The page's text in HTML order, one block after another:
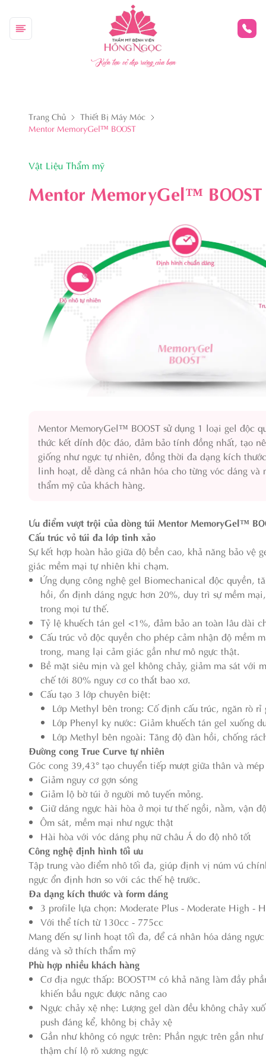
Kiến tạo vẻ đẹp riêng của bạn
Trang Chủ
Thiết Bị Máy Móc
Mentor MemoryGel™ BOOST
Vật Liệu Thẩm mỹ
Mentor MemoryGel™ BOOST
Mentor MemoryGel™ BOOST sử dụng 1 loại gel độc
thức kết dính độc đáo, đảm bảo tính đồng nhất, tạo
giống như ngực tự nhiên, đồng thời đa dạng kích
linh hoạt, dễ dàng cá nhân hóa cho từng vóc dáng và
thẩm mỹ của khách hàng.
Ưu điểm vượt trội của dòng túi Mentor MemoryGel™
Cấu trúc vỏ túi đa lớp tinh xảo
Sự kết hợp hoàn hảo giữa độ bền cao, khả năng bảo vệ
giác mềm mại tự nhiên khi chạm.
Ứng dụng công nghệ gel Biomechanical độc quyền,
hồi, ổn định dáng ngực hơn 20%, duy trì sự mềm
trong mọi tư thế.
Tỷ lệ khuếch tán gel <1%, đảm bảo an toàn lâu dài
Cấu trúc vỏ độc quyền cho phép cảm nhận độ mềm
trong, mang lại cảm giác gần như mô ngực thật.
Bề mặt siêu mịn và gel không chảy, giảm ma sát với
chế tới 80% nguy cơ co thắt bao xơ.
Cấu tạo 3 lớp chuyên biệt:
Lớp Methyl bên trong: Cố định cấu trúc, ngăn rò rỉ
Lớp Phenyl kỵ nước: Giảm khuếch tán gel xuống
Lớp Methyl bên ngoài: Tăng độ đàn hồi, chống
Đường cong True Curve tự nhiên
Góc cong 39,43° tạo chuyển tiếp mượt giữa thân và
Giảm nguy cơ gợn sóng
Giảm lộ bờ túi ở người mô tuyến mỏng.
Giữ dáng ngực hài hòa ở mọi tư thế ngồi, nằm, vận
Ôm sát, mềm mại như ngực thật
Hài hòa với vóc dáng phụ nữ châu Á do độ nhô tốt
Công nghệ định hình tối ưu
Tập trung vào điểm nhô tối đa, giúp định vị núm vú
ngực ổn định hơn so với các thế hệ trước.
Đa dạng kích thước và form dáng
3 profile lựa chọn: Moderate Plus - Moderate High -
Với thể tích từ 130cc - 775cc
Mang đến sự linh hoạt tối đa, để cá nhân hóa dáng
dáng và sở thích thẩm mỹ
Phù hợp nhiều khách hàng
Cơ địa ngực thấp: BOOST™ có khả năng làm đầy
khiến bầu ngực được nâng cao
Ngực chảy xệ nhẹ: Lượng gel dàn đều không chảy
push đáng kể, không bị chảy xệ
Gần như không có ngực trên: Phần ngực trên gần
thậm chí lộ rõ xương ngực